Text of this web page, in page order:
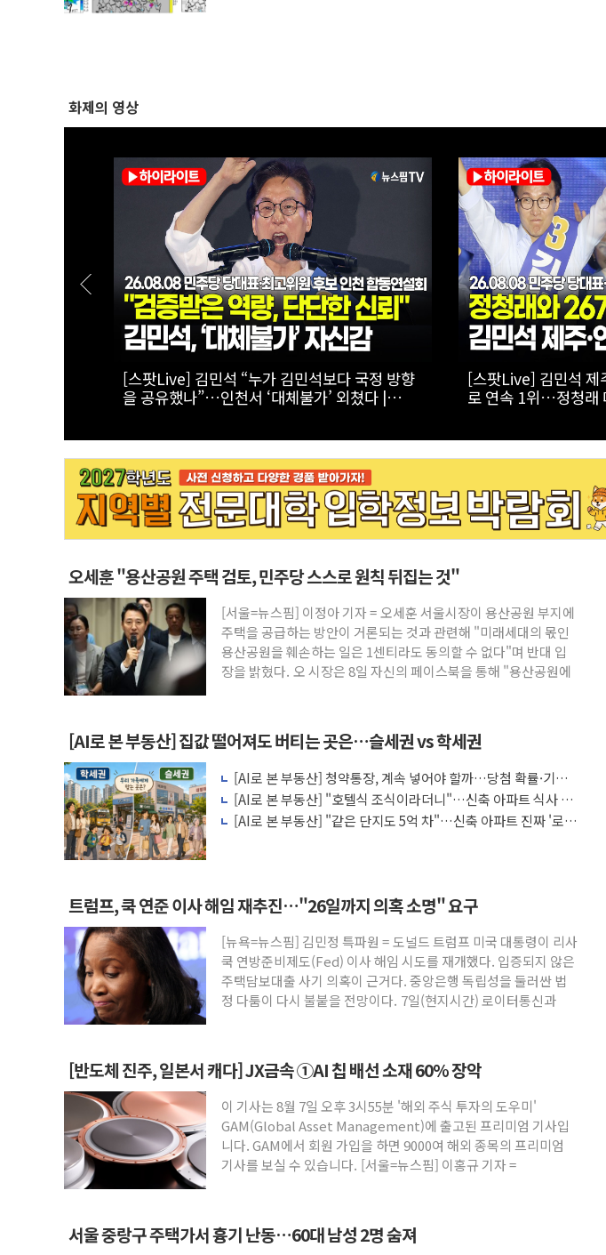
화제의 영상
[스팟Live] 김민석·정청래 ‘초접전’ 2차전 승자
는?...제3차 정기전국당원대회 후보자 인천 합동
[스팟Live] 환호 속
‘저격 연설’ 들을 때
오세훈 "용산공원 주택 검토, 민주당 스스로 원칙 뒤집는 것"
[서울=뉴스핌] 이정아 기자 = 오세훈 서울시장이 용산공원 부지에
주택을 공급하는 방안이 거론되는 것과 관련해 "미래세대의 몫인
용산공원을 훼손하는 일은 1센티라도 동의할 수 없다"며 반대 입
장을 밝혔다. 오 시장은 8일 자신의 페이스북을 통해 "용산공원에
[AI로 본 부동산] 집값 떨어져도 버티는 곳은…슬세권 vs 학세권
[AI로 본 부동산] 청약통장, 계속 넣어야 할까…당첨 확률·기회
비용 따져보니
[AI로 본 부동산] "호텔식 조식이라더니"…신축 아파트 식사 서
비스의 속사정
[AI로 본 부동산] "같은 단지도 5억 차"…신축 아파트 진짜 '로얄
트럼프, 쿡 연준 이사 해임 재추진…"26일까지 의혹 소명" 요구
[뉴욕=뉴스핌] 김민정 특파원 = 도널드 트럼프 미국 대통령이 리사
쿡 연방준비제도(Fed) 이사 해임 시도를 재개했다. 입증되지 않은
주택담보대출 사기 의혹이 근거다. 중앙은행 독립성을 둘러싼 법
정 다툼이 다시 불붙을 전망이다. 7일(현지시간) 로이터통신과
[반도체 진주, 일본서 캐다] JX금속 ①AI 칩 배선 소재 60% 장악
이 기사는 8월 7일 오후 3시55분 '해외 주식 투자의 도우미'
GAM(Global Asset Management)에 출고된 프리미엄 기사입
니다. GAM에서 회원 가입을 하면 9000여 해외 종목의 프리미엄
기사를 보실 수 있습니다. [서울=뉴스핌] 이홍규 기자 =
서울 중랑구 주택가서 흉기 난동…60대 남성 2명 숨져